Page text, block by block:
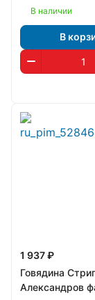
В наличии
В
1 937 ₽
Говядина
Александров